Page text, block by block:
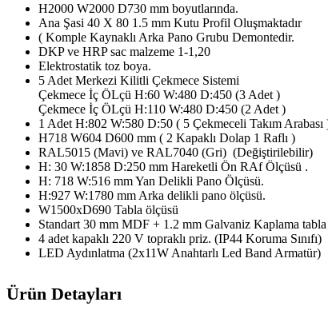
H2000 W2000 D730 mm boyutlarında.
Ana Şasi 40 X 80 1.5 mm Kutu Profil Oluşmaktadır
( Komple Kaynaklı Arka Pano Grubu Demontedir.
DKP ve HRP sac malzeme 1-1,20
Elektrostatik toz boya.
5 Adet Merkezi Kilitli Çekmece Sistemi
Çekmece İç ÖLçü H:60 W:480 D:450 (3 Adet )
Çekmece İç ÖLçü H:110 W:480 D:450 (2 Adet )
1 Adet H:802 W:580 D:50 ( 5 Çekmeceli Takım Arabası
H718 W604 D600 mm ( 2 Kapaklı Dolap 1 Raflı )
RAL5015 (Mavi) ve RAL7040 (Gri) (Değiştirilebilir)
H: 30 W:1858 D:250 mm Hareketli Ön RAf Ölçüsü .
H: 718 W:516 mm Yan Delikli Pano Ölçüsü.
H:927 W:1780 mm Arka delikli pano ölçüsü.
W1500xD690 Tabla ölçüsü
Standart 30 mm MDF + 1.2 mm Galvaniz Kaplama tabla
4 adet kapaklı 220 V topraklı priz. (IP44 Koruma Sınıfı)
LED Aydınlatma (2x11W Anahtarlı Led Band Armatür)
Ürün Detayları